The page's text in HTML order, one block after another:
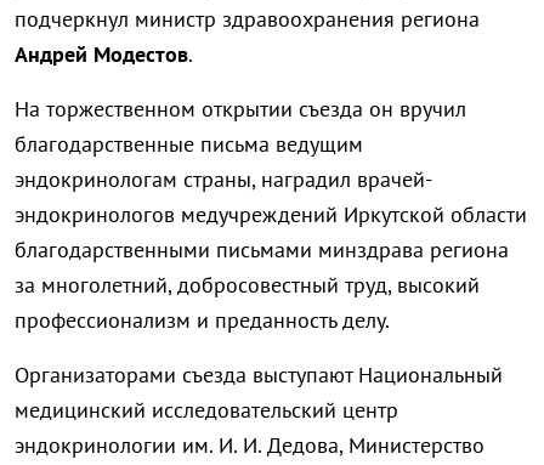
подчеркнул министр здравоохранения региона
Андрей Модестов.
На торжественном открытии съезда он вручил
благодарственные письма ведущим
эндокринологам страны, наградил врачей-
эндокринологов медучреждений Иркутской области
благодарственными письмами минздрава региона
за многолетний, добросовестный труд, высокий
профессионализм и преданность делу.
Организаторами съезда выступают Национальный
медицинский исследовательский центр
эндокринологии им. И. И. Дедова, Министерство